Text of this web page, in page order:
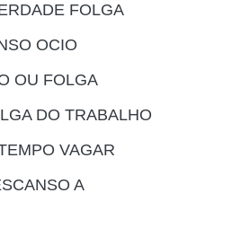
FOLGA
OCIO
OU FOLGA
DO TRABALHO
VAGAR
A